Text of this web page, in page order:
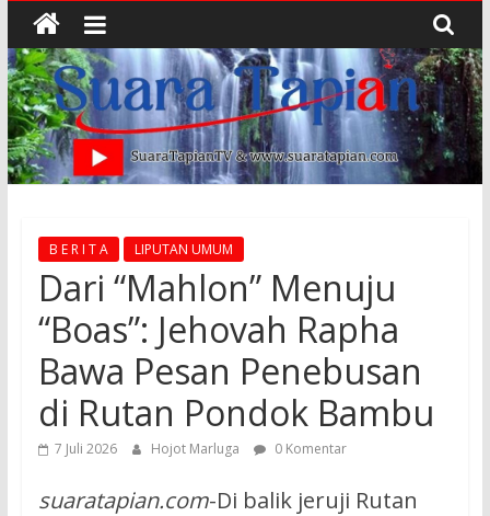
B E R I T A LIPUTAN UMUM
Dari “Mahlon” Menuju
“Boas”: Jehovah Rapha
Bawa Pesan Penebusan
di Rutan Pondok Bambu
7 Juli 2026 Hojot Marluga 0 Komentar
suaratapian.com-Di balik jeruji Rutan